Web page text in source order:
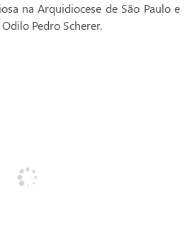
na Arquidiocese de São Paulo e
Pedro Scherer.